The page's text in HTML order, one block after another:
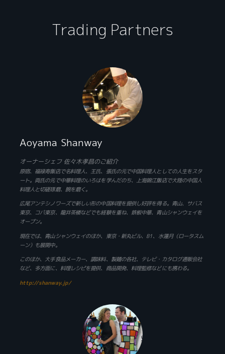
Trading Partners
Aoyama Shanway
オーナーシェフ 佐々木孝昌のご紹介
原宿、福禄寿飯店で名料理人、王氏、張氏の元で中国料理人としての人生をスタ
ート。両氏の元で中華料理のいろはを学んだのち、上海錦江飯店で大陸の中国人
料理人と切磋琢磨、腕を磨く。
広尾アンテシノワーズで新しい形の中国料理を提供し好評を得る。青山、サバス
東京、コパ東京、龍井茶楼などでも経験を重ね、鉄板中華、青山シャンウェイを
オープン。
現在では、青山シャンウェイのほか、東京・新丸ビル、B1、水蓮月（ロータスム
ーン）も展開中。
このほか、大手食品メーカー、調味料、製麺の各社、テレビ・カタログ通販会社
など、多方面に、料理レシピを提供、商品開発、料理監修などにも携わる。
http://shanway.jp/